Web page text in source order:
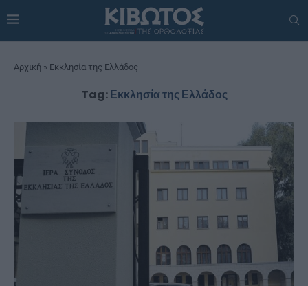
Αρχική » Εκκλησία της Ελλάδος
Tag:Εκκλησία της Ελλάδος